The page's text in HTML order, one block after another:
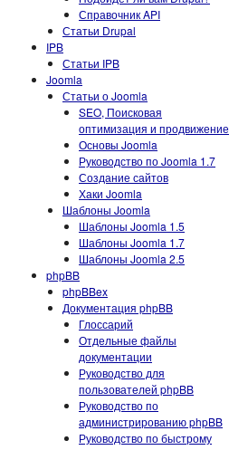
Справочник API
Статьи Drupal
IPB
Статьи IPB
Joomla
Статьи о Joomla
SEO, Поисковая
оптимизация и продвижение
Основы Joomla
Руководство по Joomla 1.7
Создание сайтов
Хаки Joomla
Шаблоны Joomla
Шаблоны Joomla 1.5
Шаблоны Joomla 1.7
Шаблоны Joomla 2.5
phpBB
phpBBex
Документация phpBB
Глоссарий
Отдельные файлы
документации
Руководство для
пользователей phpBB
Руководство по
администрированию phpBB
Руководство по быстрому